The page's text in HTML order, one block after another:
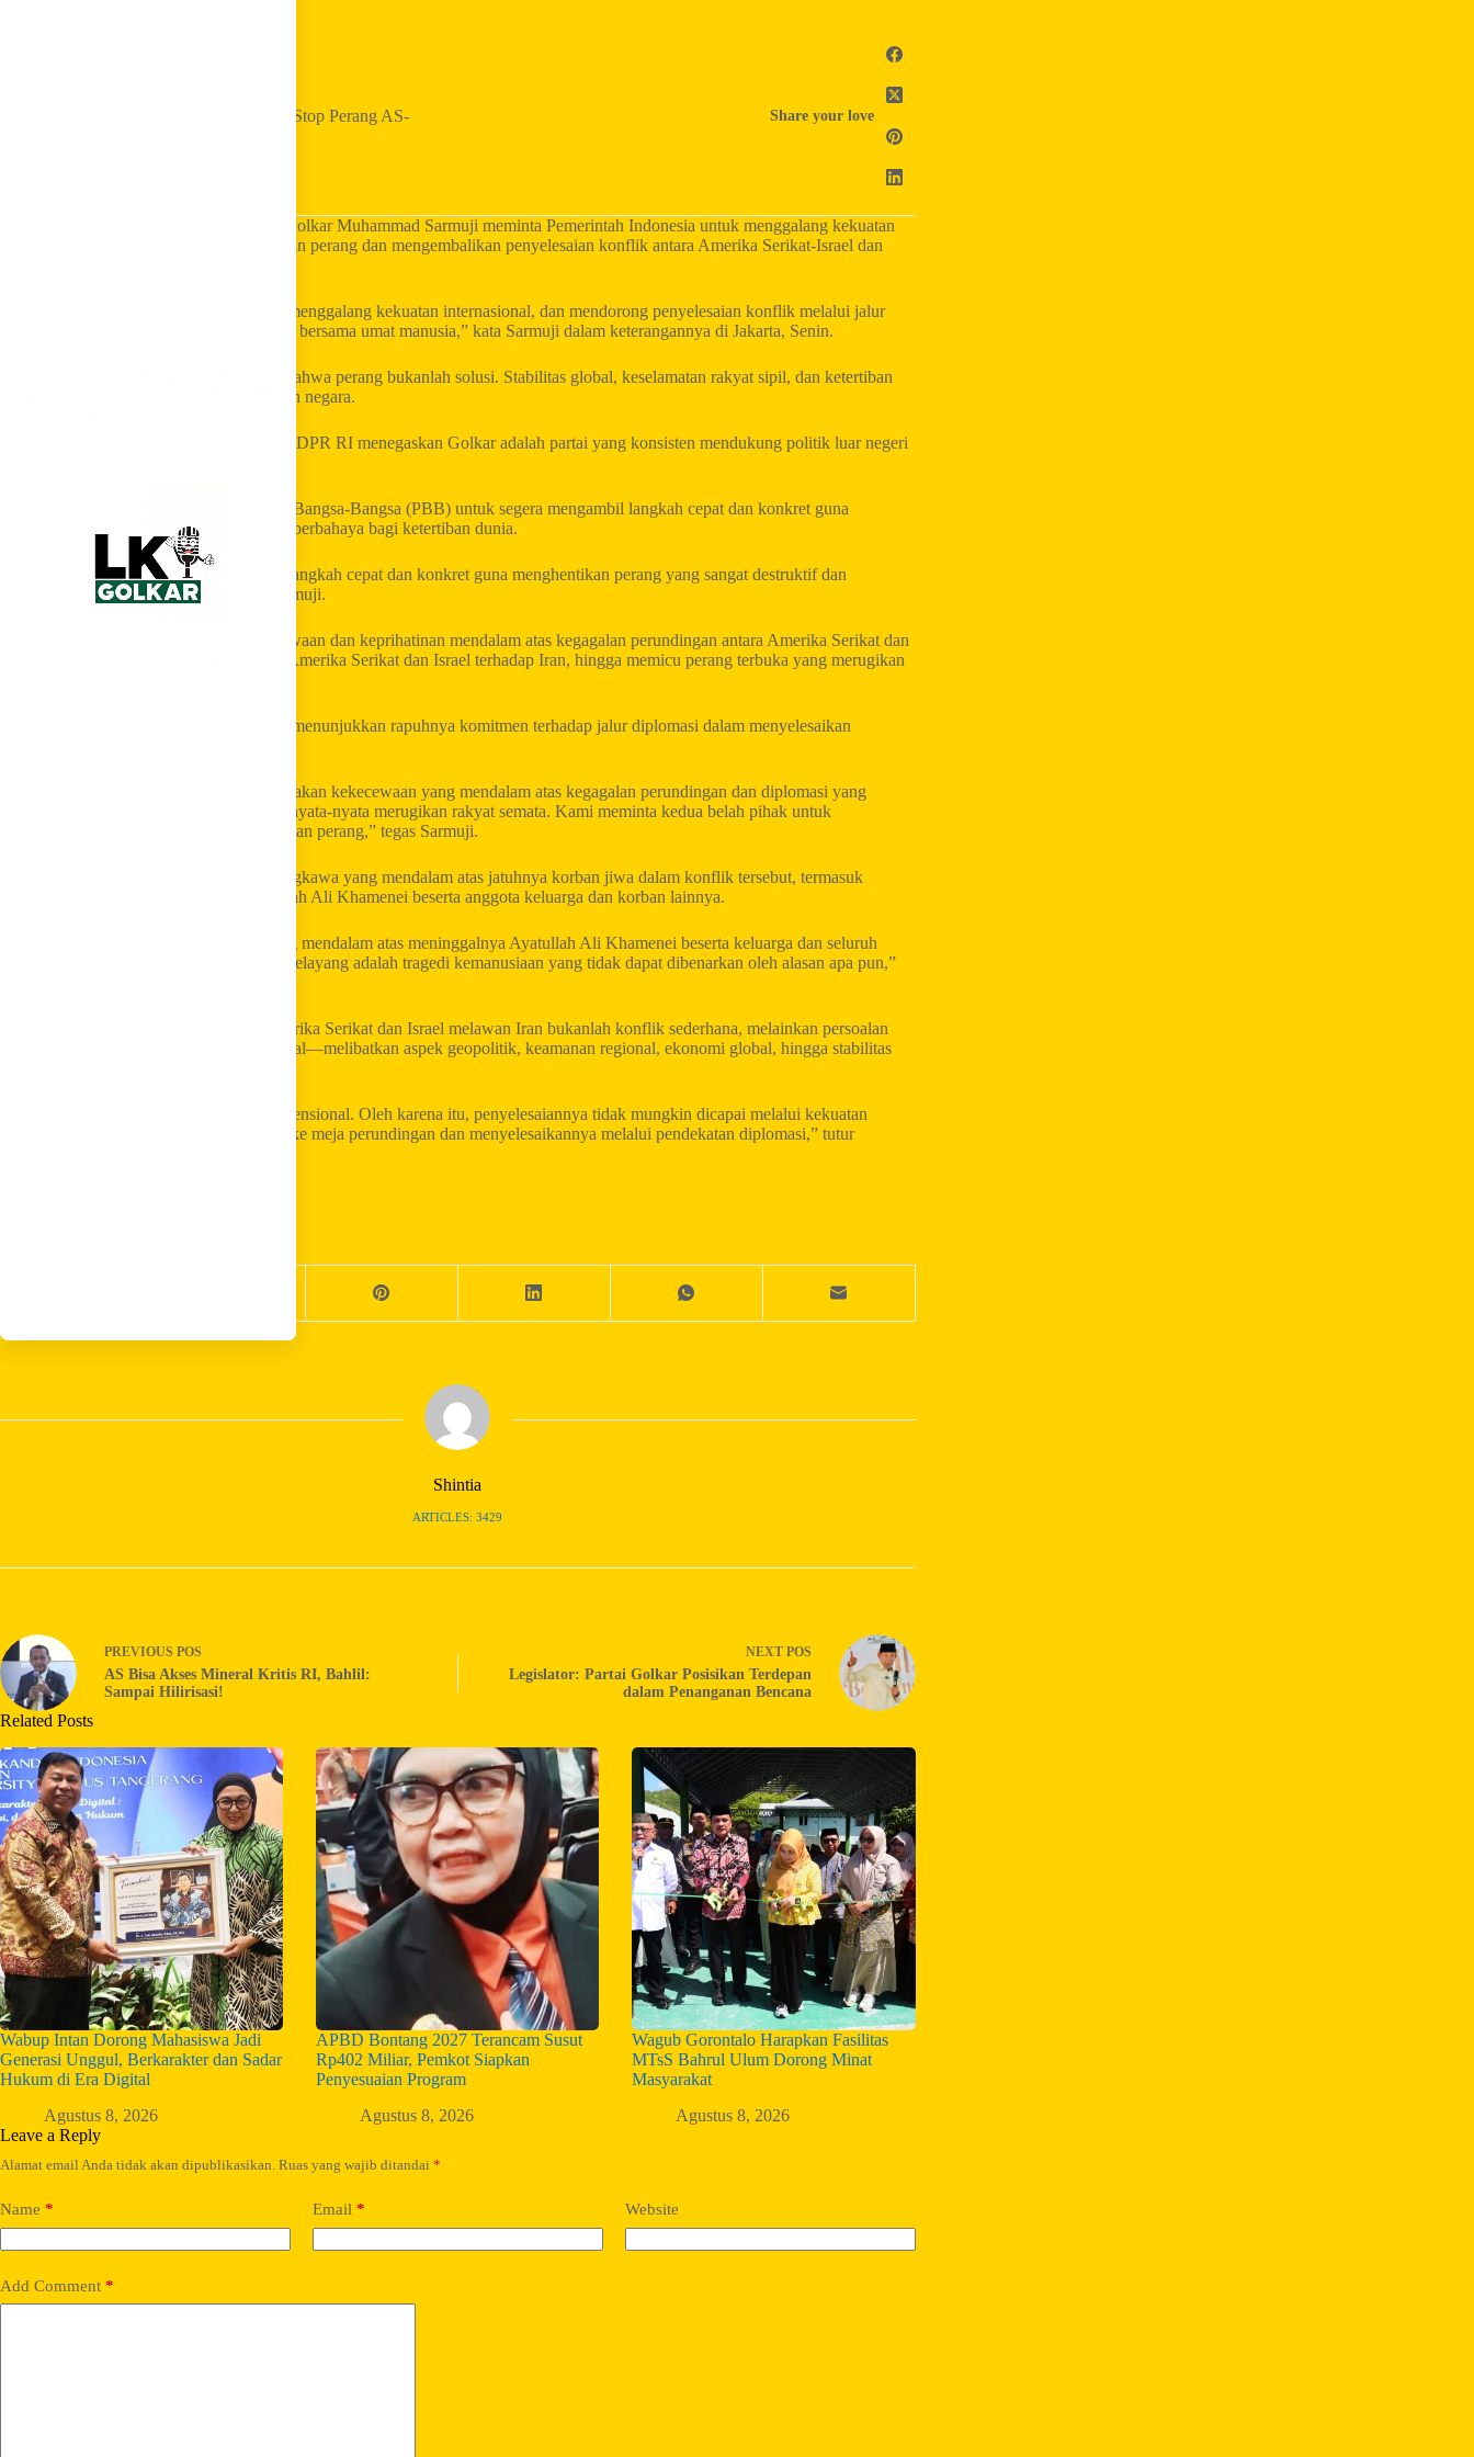
Golkar Minta RI Galang Kekuatan Dunia Stop Perang AS-
Share your love
– Sekretaris Jenderal Partai Golkar Muhammad Sarmuji meminta Pemerintah Indonesia untuk menggalang kekuatan
internasional dalam mendorong penghentian perang dan mengembalikan penyelesaian konflik antara Amerika Serikat-Israel dan
“Indonesia harus memainkan peran aktif, menggalang kekuatan internasional, dan mendorong penyelesaian konflik melalui jalur
diplomasi. Perdamaian adalah kepentingan bersama umat manusia,” kata Sarmuji dalam keterangannya di Jakarta, Senin.
Partai Golkar, kata Sarmuji, menegaskan bahwa perang bukanlah solusi. Stabilitas global, keselamatan rakyat sipil, dan ketertiban
dunia harus menjadi prioritas utama seluruh negara.
Sarmuji selaku Ketua Fraksi Partai Golkar DPR RI menegaskan Golkar adalah partai yang konsisten mendukung politik luar negeri
Partai Golkar juga mendesak Perserikatan Bangsa-Bangsa (PBB) untuk segera mengambil langkah cepat dan konkret guna
menghentikan konflik yang destruktif dan berbahaya bagi ketertiban dunia.
“Kami mendesak PBB untuk mengambil langkah cepat dan konkret guna menghentikan perang yang sangat destruktif dan
berbahaya bagi ketertiban dunia,” ujar Sarmuji.
Partai Golkar juga menyampaikan kekecewaan dan keprihatinan mendalam atas kegagalan perundingan antara Amerika Serikat dan
Iran yang berujung pada serangan militer Amerika Serikat dan Israel terhadap Iran, hingga memicu perang terbuka yang merugikan
Ia menegaskan bahwa eskalasi konflik ini menunjukkan rapuhnya komitmen terhadap jalur diplomasi dalam menyelesaikan
“Partai Golkar menyayangkan dan menyatakan kekecewaan yang mendalam atas kegagalan perundingan dan diplomasi yang
berujung pada perang terbuka. Perang ini nyata-nyata merugikan rakyat semata. Kami meminta kedua belah pihak untuk
mengendalikan diri dan segera menghentikan perang,” tegas Sarmuji.
Partai Golkar juga menyampaikan belasungkawa yang mendalam atas jatuhnya korban jiwa dalam konflik tersebut, termasuk
wafatnya Pemimpin Tertinggi Iran Ayatullah Ali Khamenei beserta anggota keluarga dan korban lainnya.
“Kami menyampaikan belasungkawa yang mendalam atas meninggalnya Ayatullah Ali Khamenei beserta keluarga dan seluruh
korban jiwa lainnya. Setiap nyawa yang melayang adalah tragedi kemanusiaan yang tidak dapat dibenarkan oleh alasan apa pun,”
Menurut Partai Golkar, perang antara Amerika Serikat dan Israel melawan Iran bukanlah konflik sederhana, melainkan persoalan
yang sangat kompleks dan multidimensional—melibatkan aspek geopolitik, keamanan regional, ekonomi global, hingga stabilitas
“Perang ini sangat kompleks dan multidimensional. Oleh karena itu, penyelesaiannya tidak mungkin dicapai melalui kekuatan
militer. Satu-satunya jalan adalah kembali ke meja perundingan dan menyelesaikannya melalui pendekatan diplomasi,” tutur
Shintia
ARTICLES: 3429
PREVIOUS POS
AS Bisa Akses Mineral Kritis RI, Bahlil:
Sampai Hilirisasi!
NEXT POS
Legislator: Partai Golkar Posisikan Terdepan
dalam Penanganan Bencana
Related Posts
Wabup Intan Dorong Mahasiswa Jadi
Generasi Unggul, Berkarakter dan Sadar
Hukum di Era Digital
Agustus 8, 2026
APBD Bontang 2027 Terancam Susut
Rp402 Miliar, Pemkot Siapkan
Penyesuaian Program
Agustus 8, 2026
Wagub Gorontalo Harapkan Fasilitas
MTsS Bahrul Ulum Dorong Minat
Masyarakat
Agustus 8, 2026
Leave a Reply
Alamat email Anda tidak akan dipublikasikan. Ruas yang wajib ditandai *
Name * Email * Website
Add Comment *